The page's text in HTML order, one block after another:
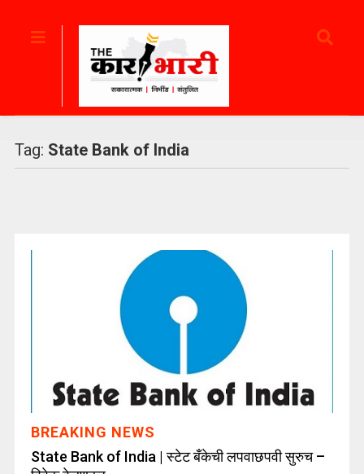
Tag: State Bank of India
BREAKING NEWS
State Bank of India | स्टेट बँकेची लपवाछपवी सुरुच –